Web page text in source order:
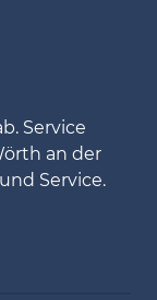
Service
an der
Service.